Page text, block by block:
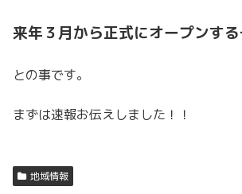
来年３月から正式にオープンする
との事です。
まずは速報お伝えしました！！
地域情報